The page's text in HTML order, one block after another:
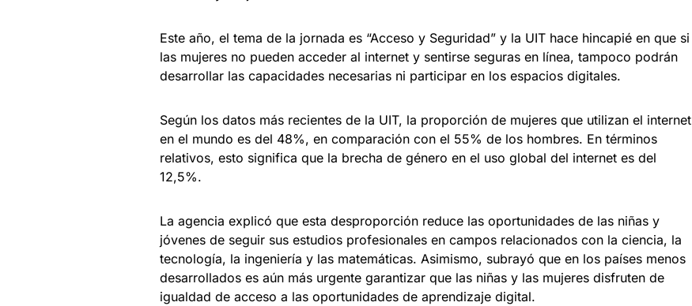
Este año, el tema de la jornada es “Acceso y Seguridad” y la UIT hace hincapié en que si
las mujeres no pueden acceder al internet y sentirse seguras en línea, tampoco podrán
desarrollar las capacidades necesarias ni participar en los espacios digitales.
Según los datos más recientes de la UIT, la proporción de mujeres que utilizan el internet
en el mundo es del 48%, en comparación con el 55% de los hombres. En términos
relativos, esto significa que la brecha de género en el uso global del internet es del
12,5%.
La agencia explicó que esta desproporción reduce las oportunidades de las niñas y
jóvenes de seguir sus estudios profesionales en campos relacionados con la ciencia, la
tecnología, la ingeniería y las matemáticas. Asimismo, subrayó que en los países menos
desarrollados es aún más urgente garantizar que las niñas y las mujeres disfruten de
igualdad de acceso a las oportunidades de aprendizaje digital.